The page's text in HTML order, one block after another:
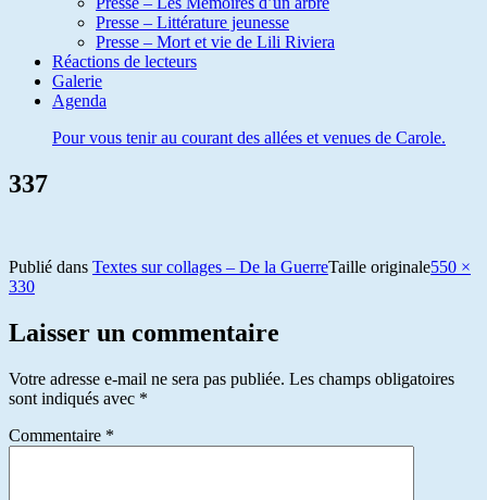
Presse – Littérature jeunesse
Presse – Mort et vie de Lili Riviera
Réactions de lecteurs
Galerie
Agenda
Pour vous tenir au courant des allées et venues de Carole.
337
Publié dans Textes sur collages – De la GuerreTaille originale550 ×
330
Laisser un commentaire
Votre adresse e-mail ne sera pas publiée. Les champs obligatoires
sont indiqués avec *
Commentaire *